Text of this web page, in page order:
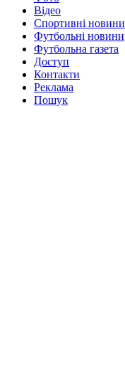
Відео
Спортивні новини
Футбольні новини
Футбольна газета
Доступ
Контакти
Реклама
Пошук